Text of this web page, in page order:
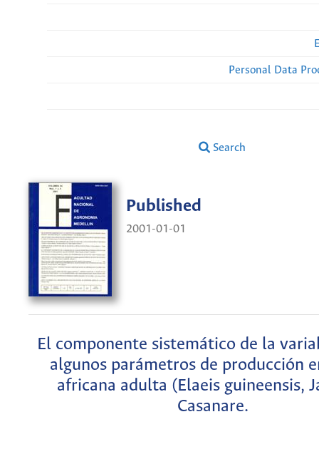
Personal Data
Search
Published
2001-01-01
El componente sistemático de la
algunos parámetros de producción
africana adulta (Elaeis guineensis,
Casanare.